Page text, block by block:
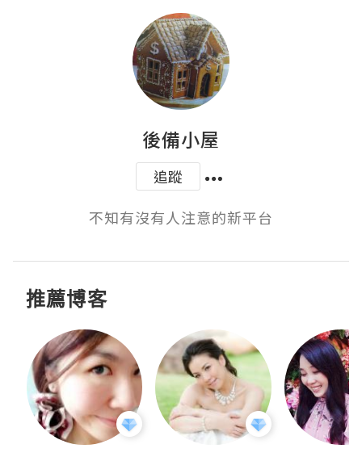
後備小屋
追蹤
不知有沒有人注意的新平台
推薦博客